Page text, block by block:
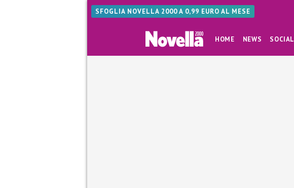
SFOGLIA NOVELLA 2000 A 0,99 EURO AL MESE
HOME NEWS SOCIAL